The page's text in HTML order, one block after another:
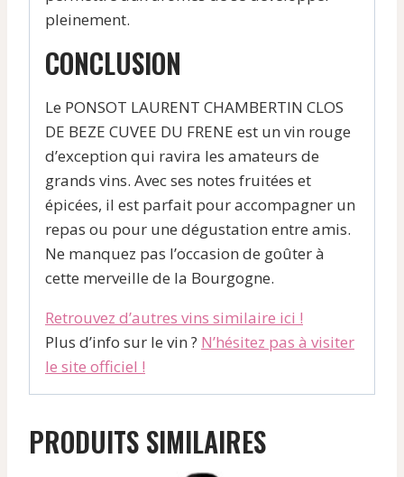
pleinement.
CONCLUSION
Le PONSOT LAURENT CHAMBERTIN CLOS
DE BEZE CUVEE DU FRENE est un vin rouge
d’exception qui ravira les amateurs de
grands vins. Avec ses notes fruitées et
épicées, il est parfait pour accompagner un
repas ou pour une dégustation entre amis.
Ne manquez pas l’occasion de goûter à
cette merveille de la Bourgogne.
Retrouvez d’autres vins similaire ici !
Plus d’info sur le vin ? N’hésitez pas à visiter
le site officiel !
PRODUITS SIMILAIRES